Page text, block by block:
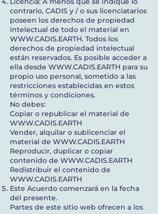
contrario, CADIS y / o sus licenciatarios
poseen los derechos de propiedad
intelectual de todo el material en
WWW.CADIS.EARTH. Todos los
derechos de propiedad intelectual
están reservados. Es posible acceder a
ella desde WWW.CADIS.EARTH para su
propio uso personal, sometido a las
restricciones establecidas en estos
términos y condiciones.
No debes:
Copiar o republicar el material de
WWW.CADIS.EARTH
Vender, alquilar o sublicenciar el
material de WWW.CADIS.EARTH
Reproducir, duplicar o copiar
contenido de WWW.CADIS.EARTH
Redistribuir el contenido de
WWW.CADIS.EARTH
Este Acuerdo comenzará en la fecha
del presente.
Partes de este sitio web ofrecen a los